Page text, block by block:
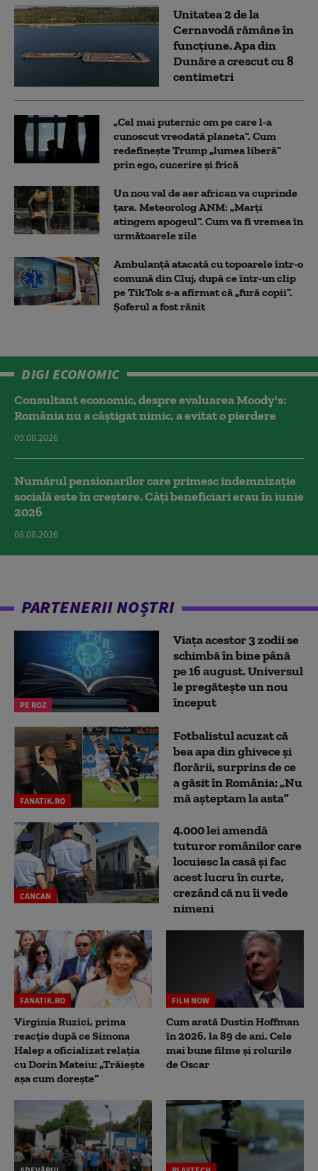
Unitatea 2 de la
Cernavodă rămâne în
funcțiune. Apa din
Dunăre a crescut cu 8
centimetri
„Cel mai puternic om pe care l-a
cunoscut vreodată planeta”. Cum
redefinește Trump „lumea liberă”
prin ego, cucerire și frică
Un nou val de aer african va cuprinde
țara. Meteorolog ANM: „Marți
atingem apogeul”. Cum va fi vremea în
următoarele zile
Ambulanţă atacată cu topoarele într-o
comună din Cluj, după ce într-un clip
pe TikTok s-a afirmat că „fură copii”.
Șoferul a fost rănit
DIGI ECONOMIC
Consultant economic, despre evaluarea Moody's:
România nu a câştigat nimic, a evitat o pierdere
09.08.2026
Numărul pensionarilor care primesc indemnizaţie
socială este în creștere. Câți beneficiari erau în iunie
2026
08.08.2026
PARTENERII NOȘTRI
PE ROZ
Viața acestor 3 zodii se
schimbă în bine până
pe 16 august. Universul
le pregătește un nou
început
FANATIK.RO
Fotbalistul acuzat că
bea apa din ghivece și
florării, surprins de ce
a găsit în România: „Nu
mă așteptam la asta”
CANCAN
4.000 lei amendă
tuturor românilor care
locuiesc la casă și fac
acest lucru în curte,
crezând că nu îi vede
nimeni
FANATIK.RO
Virginia Ruzici, prima
reacție după ce Simona
Halep a oficializat relația
cu Dorin Mateiu: „Trăiește
așa cum dorește”
FILM NOW
Cum arată Dustin Hoffman
în 2026, la 89 de ani. Cele
mai bune filme și rolurile
de Oscar